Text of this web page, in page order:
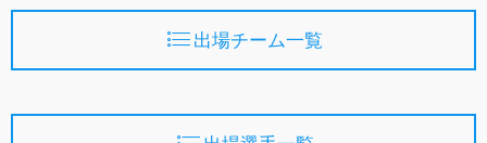
出場チーム一覧